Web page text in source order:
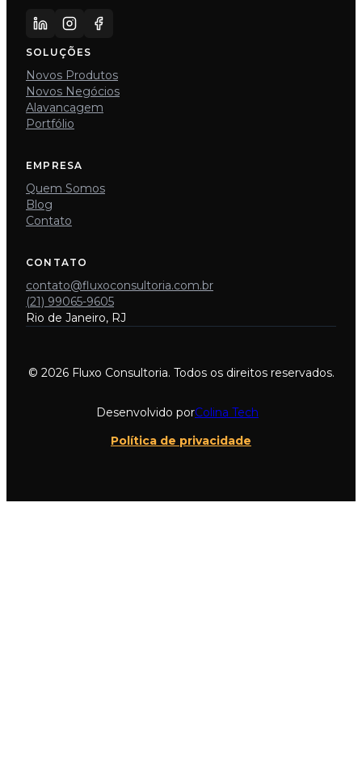
SOLUÇÕES
Novos Produtos
Novos Negócios
Alavancagem
Portfólio
EMPRESA
Quem Somos
Blog
Contato
CONTATO
contato@fluxoconsultoria.com.br
(21) 99065-9605
Rio de Janeiro, RJ
© 2026 Fluxo Consultoria. Todos os direitos reservados.
Desenvolvido porColina Tech
Política de privacidade